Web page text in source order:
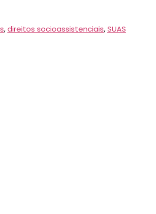
,direitos socioassistenciais,SUAS